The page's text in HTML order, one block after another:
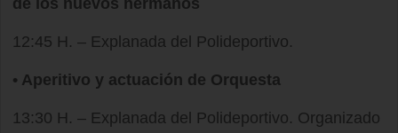
de los nuevos hermanos
12:45 H. – Explanada del Polideportivo.
• Aperitivo y actuación de Orquesta
13:30 H. – Explanada del Polideportivo. Organizado